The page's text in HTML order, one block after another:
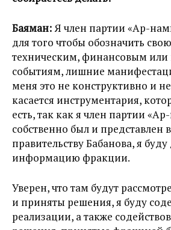
Баяман:Я член партии «Ар-
для того чтобы обозначить
техническим, финансовым или
событиям, лишние
меня это не конструктивно и
касается инструментария,
есть, так как я член партии
собственно был и представлен
правительству Бабанова, я буду
информацию фракции.
Уверен, что там будут
и приняты решения, я буду
реализации, а также